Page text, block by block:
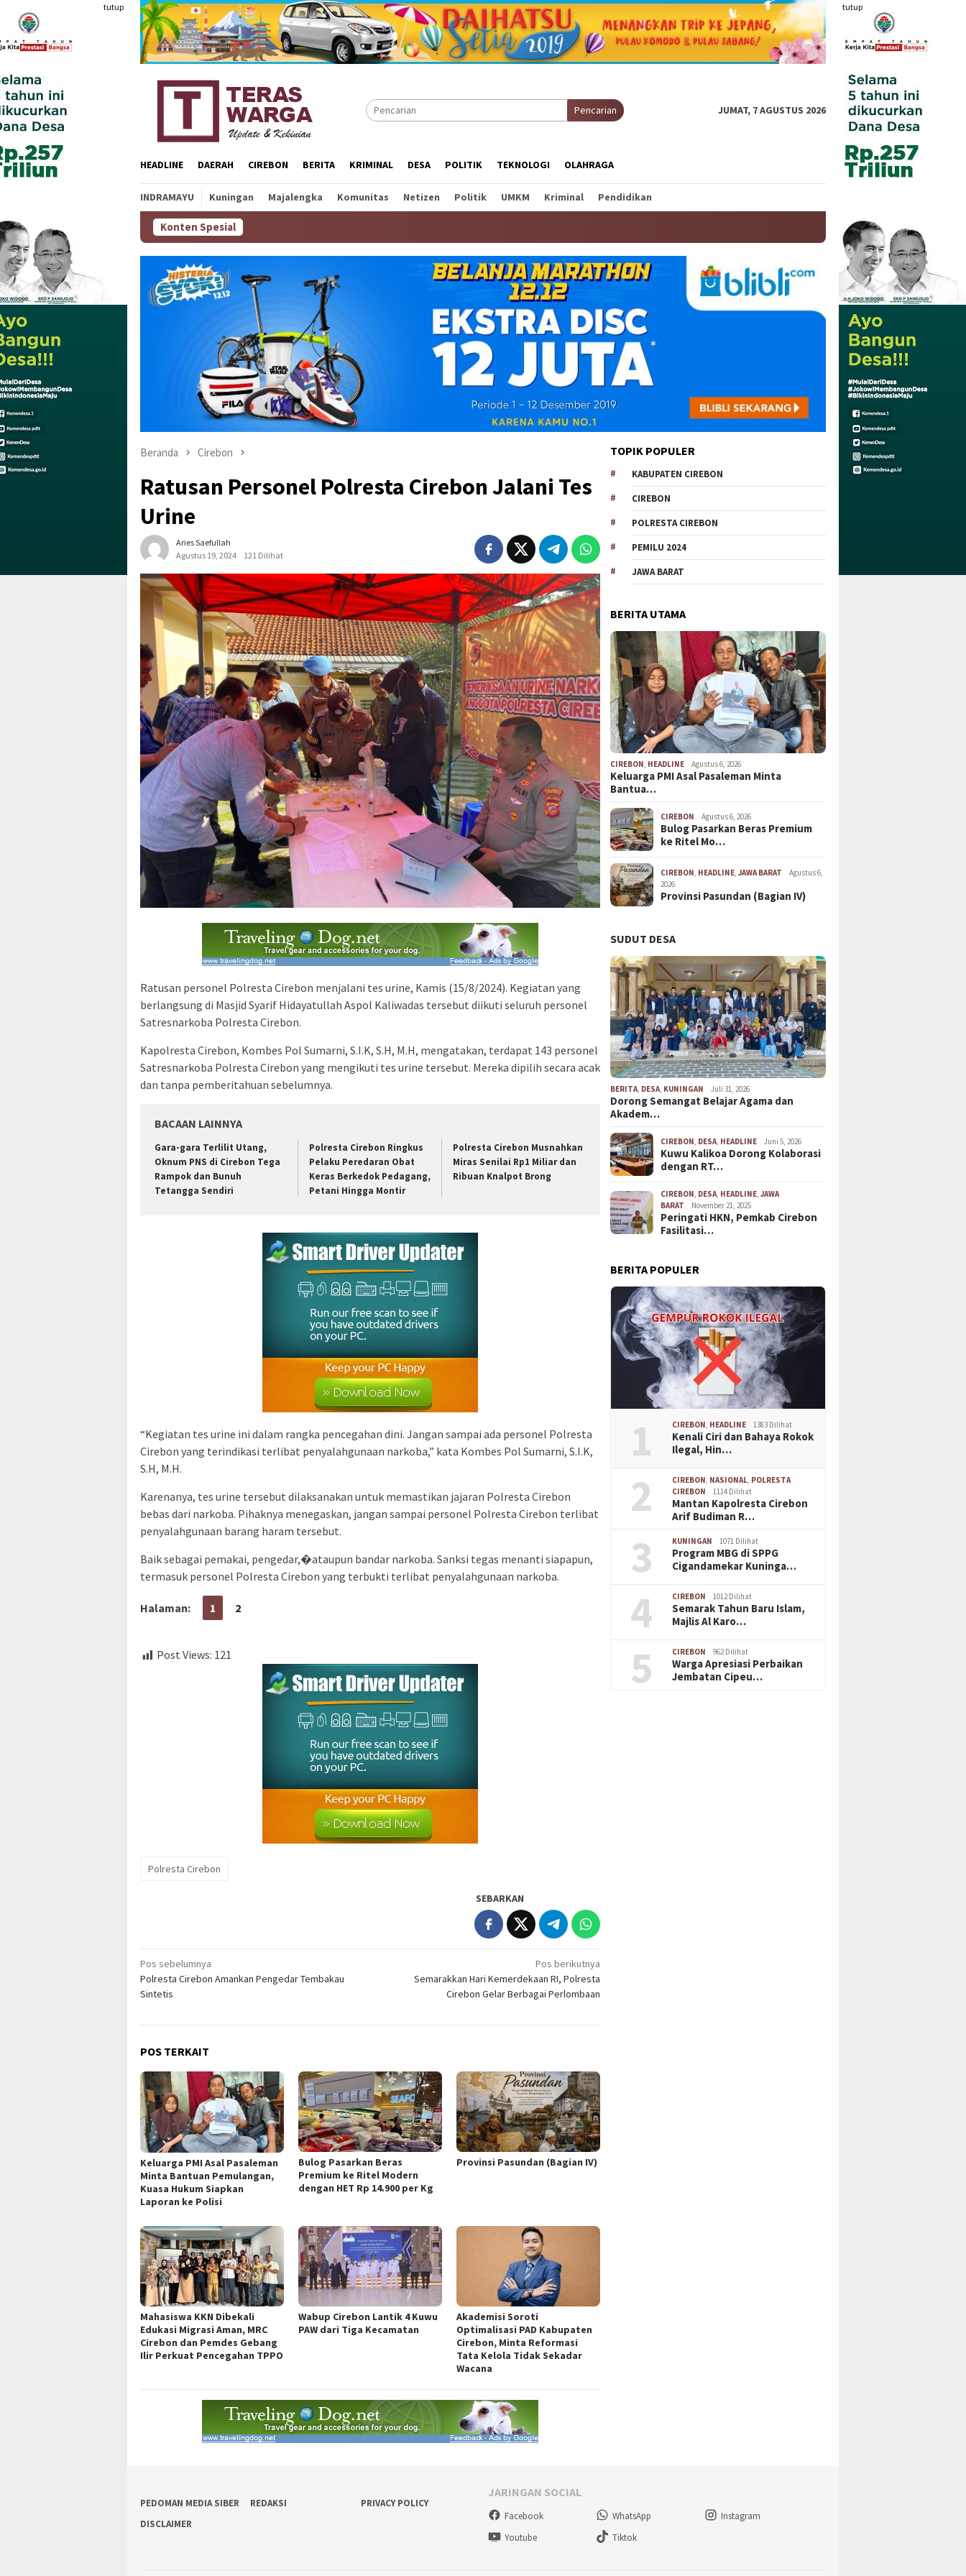
Loncat
konten
tutup tutup
Pencarian JUMAT, 7 AGUSTUS 2026
HEADLINE DAERAH CIREBON BERITA KRIMINAL DESA POLITIK TEKNOLOGI OLAHRAGA
INDRAMAYU Kuningan Majalengka Komunitas Netizen Politik UMKM Kriminal Pendidikan
Konten Spesial
Beranda Cirebon
Ratusan Personel Polresta Cirebon Jalani Tes
Urine
Aries Saefullah
Agustus 19, 2024
121 Dilihat
Ratusan personel Polresta Cirebon menjalani tes urine, Kamis (15/8/2024). Kegiatan yang
berlangsung di Masjid Syarif Hidayatullah Aspol Kaliwadas tersebut diikuti seluruh personel
Satresnarkoba Polresta Cirebon.
Kapolresta Cirebon, Kombes Pol Sumarni, S.I.K, S.H, M.H, mengatakan, terdapat 143 personel
Satresnarkoba Polresta Cirebon yang mengikuti tes urine tersebut. Mereka dipilih secara acak
dan tanpa pemberitahuan sebelumnya.
BACAAN LAINNYA
Gara-gara Terlilit Utang,
Oknum PNS di Cirebon Tega
Rampok dan Bunuh
Tetangga Sendiri
Polresta Cirebon Ringkus
Pelaku Peredaran Obat
Keras Berkedok Pedagang,
Petani Hingga Montir
Polresta Cirebon Musnahkan
Miras Senilai Rp1 Miliar dan
Ribuan Knalpot Brong
“Kegiatan tes urine ini dalam rangka pencegahan dini. Jangan sampai ada personel Polresta
Cirebon yang terindikasi terlibat penyalahgunaan narkoba,” kata Kombes Pol Sumarni, S.I.K,
S.H, M.H.
Karenanya, tes urine tersebut dilaksanakan untuk memastikan jajaran Polresta Cirebon
bebas dari narkoba. Pihaknya menegaskan, jangan sampai personel Polresta Cirebon terlibat
penyalahgunaan barang haram tersebut.
Baik sebagai pemakai, pengedar,�ataupun bandar narkoba. Sanksi tegas menanti siapapun,
termasuk personel Polresta Cirebon yang terbukti terlibat penyalahgunaan narkoba.
Halaman: 1 2
Post Views: 121
Polresta Cirebon
SEBARKAN
Navigasi
pos
Pos sebelumnya
Polresta Cirebon Amankan Pengedar Tembakau
Sintetis
Pos berikutnya
Semarakkan Hari Kemerdekaan RI, Polresta
Cirebon Gelar Berbagai Perlombaan
POS TERKAIT
Keluarga PMI Asal Pasaleman
Minta Bantuan Pemulangan,
Kuasa Hukum Siapkan
Laporan ke Polisi
Bulog Pasarkan Beras
Premium ke Ritel Modern
dengan HET Rp 14.900 per Kg
Provinsi Pasundan (Bagian IV)
Mahasiswa KKN Dibekali
Edukasi Migrasi Aman, MRC
Cirebon dan Pemdes Gebang
Ilir Perkuat Pencegahan TPPO
Wabup Cirebon Lantik 4 Kuwu
PAW dari Tiga Kecamatan
Akademisi Soroti
Optimalisasi PAD Kabupaten
Cirebon, Minta Reformasi
Tata Kelola Tidak Sekadar
Wacana
TOPIK POPULER
KABUPATEN CIREBON
CIREBON
POLRESTA CIREBON
PEMILU 2024
JAWA BARAT
BERITA UTAMA
CIREBON, HEADLINE Agustus 6, 2026
Keluarga PMI Asal Pasaleman Minta
Bantua…
CIREBON Agustus 6, 2026
Bulog Pasarkan Beras Premium
ke Ritel Mo…
CIREBON, HEADLINE,JAWA BARAT
Agustus 6,
2026
Provinsi Pasundan (Bagian IV)
SUDUT DESA
BERITA, DESA, KUNINGAN Juli 31, 2026
Dorong Semangat Belajar Agama dan
Akadem…
CIREBON, DESA, HEADLINE Juni 5, 2026
Kuwu Kalikoa Dorong Kolaborasi
dengan RT…
CIREBON, DESA, HEADLINE,JAWA
BARAT
November 21, 2025
Peringati HKN, Pemkab Cirebon
Fasilitasi…
BERITA POPULER
1 CIREBON HEADLINE 1383 Dilihat
Kenali Ciri dan Bahaya Rokok
Ilegal, Hin…
2 CIREBON NASIONAL POLRESTA
CIREBON
1114 Dilihat
Mantan Kapolresta Cirebon
Arif Budiman R…
3 KUNINGAN 1071 Dilihat
Program MBG di SPPG
Cigandamekar Kuninga…
4 CIREBON 1012 Dilihat
Semarak Tahun Baru Islam,
Majlis Al Karo…
5 CIREBON 962 Dilihat
Warga Apresiasi Perbaikan
Jembatan Cipeu…
PEDOMAN MEDIA SIBER REDAKSI
PRIVACY POLICY
DISCLAIMER
JARINGAN SOCIAL
Facebook WhatsApp
Instagram
Youtube
Tiktok